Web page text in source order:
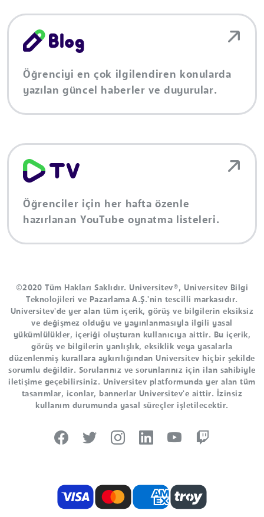
Öğrenciyi en çok ilgilendiren konularda
yazılan güncel haberler ve duyurular.
Öğrenciler için her hafta özenle
hazırlanan YouTube oynatma listeleri.
©2020 Tüm Hakları Saklıdır. Universitev®, Universitev Bilgi
Teknolojileri ve Pazarlama A.Ş.'nin tescilli markasıdır.
Universitev'de yer alan tüm içerik, görüş ve bilgilerin eksiksiz
ve değişmez olduğu ve yayınlanmasıyla ilgili yasal
yükümlülükler, içeriği oluşturan kullanıcıya aittir. Bu içerik,
görüş ve bilgilerin yanlışlık, eksiklik veya yasalarla
düzenlenmiş kurallara aykırılığından Universitev hiçbir şekilde
sorumlu değildir. Sorularınız ve sorunlarınız için ilan sahibiyle
iletişime geçebilirsiniz. Universitev platformunda yer alan tüm
tasarımlar, iconlar, bannerlar Universitev'e aittir. İzinsiz
kullanım durumunda yasal süreçler işletilecektir.